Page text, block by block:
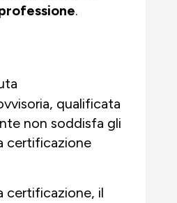
.
qualificata
non soddisfa gli
certificazione
certificazione, il